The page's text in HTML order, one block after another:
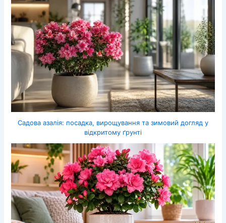
Садова азалія: посадка, вирощування та зимовий догляд у
відкритому ґрунті